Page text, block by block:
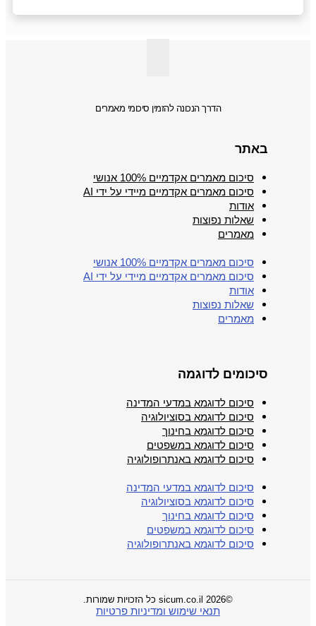
הדרך הנכונה להזמין סיכומי מאמרים
באתר
סיכום מאמרים אקדמיים 100% אנושי
סיכום מאמרים אקדמיים מיידי על ידי AI
אודות
שאלות נפוצות
מאמרים
סיכום מאמרים אקדמיים 100% אנושי
סיכום מאמרים אקדמיים מיידי על ידי AI
אודות
שאלות נפוצות
מאמרים
סיכומים לדוגמה
סיכום לדוגמא במדעי המדינה
סיכום לדוגמא בסוציולוגיה
סיכום לדוגמא בחינוך
סיכום לדוגמא במשפטים
סיכום לדוגמא באנתרופולוגיה
סיכום לדוגמא במדעי המדינה
סיכום לדוגמא בסוציולוגיה
סיכום לדוגמא בחינוך
סיכום לדוגמא במשפטים
סיכום לדוגמא באנתרופולוגיה
©2026 sicum.co.il כל הזכויות שמורות.
תנאי שימוש ומדיניות פרטיות